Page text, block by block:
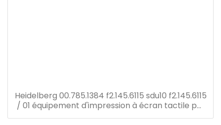
Heidelberg 00.785.1384 f2.145.6115 sdu10 f2.145.6115
/ 01 équipement d'impression à écran tactile pm